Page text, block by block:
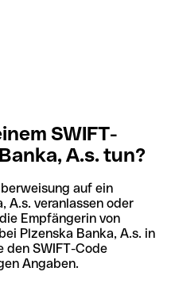
SWIFT-
A.s. tun?
auf ein
A.s. veranlassen oder
Empfängerin von
Plzenska Banka, A.s. in
den SWIFT-Code
Angaben.